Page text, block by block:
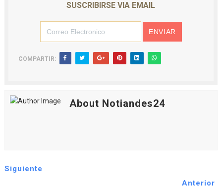
SUSCRIBIRSE VIA EMAIL
COMPARTIR:
About Notiandes24
Siguiente
Anterior